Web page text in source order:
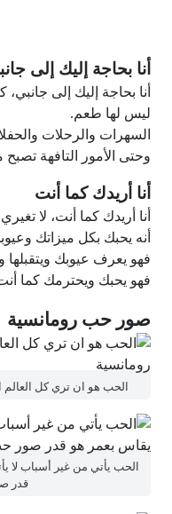
أنا بحاجة إليك إلى
أنا بحاجة إليك إلى جانبي،
ليس لها طعم.
السهرات والرحلات
وحتى الأمور التافهة
أنا أريدك كما أنت
أنا أريدك كما أنت، لا
أنه يحبك بكل ميزاتك
فهو يعرف عيوبك ويتقبلها
فهو يحبك ويحترمك كما
صور حب رومانسية
الحب هو ان تري كل
الحب يأتي من غير أسباب لا
قدر